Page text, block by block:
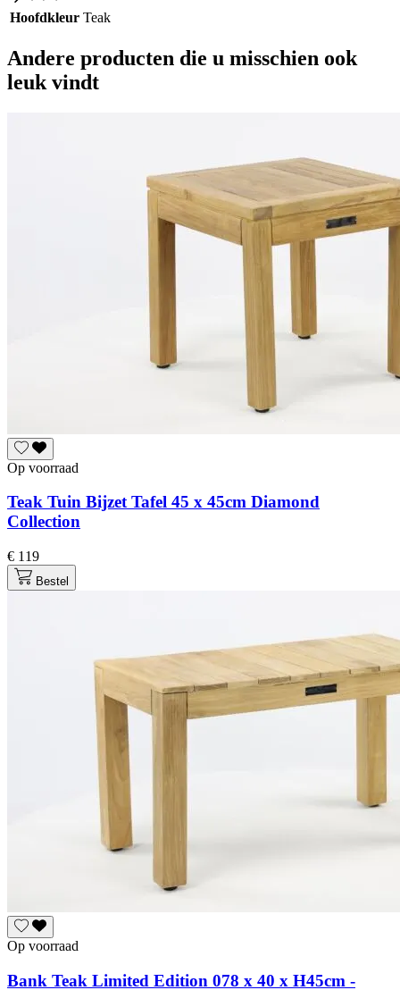
Hoofdkleur Teak
Andere producten die u misschien ook
leuk vindt
Op voorraad
Teak Tuin Bijzet Tafel 45 x 45cm Diamond
Collection
€ 119
Bestel
Op voorraad
Bank Teak Limited Edition 078 x 40 x H45cm -